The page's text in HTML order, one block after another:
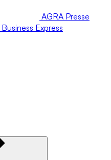
AGRA Presse
Business Express